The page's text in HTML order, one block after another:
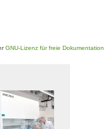
GNU-Lizenz für freie Dokumentation